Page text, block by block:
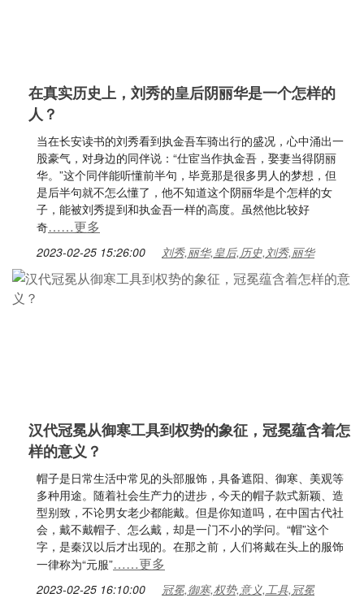
在真实历史上，刘秀的皇后阴丽华是一个怎样的
人？
当在长安读书的刘秀看到执金吾车骑出行的盛况，心中涌出一
股豪气，对身边的同伴说：“仕宦当作执金吾，娶妻当得阴丽
华。”这个同伴能听懂前半句，毕竟那是很多男人的梦想，但
是后半句就不怎么懂了，他不知道这个阴丽华是个怎样的女
子，能被刘秀提到和执金吾一样的高度。虽然他比较好
奇……更多
2023-02-25 15:26:00 刘秀,丽华,皇后,历史,刘秀,丽华
汉代冠冕从御寒工具到权势的象征，冠冕蕴含着怎
样的意义？
帽子是日常生活中常见的头部服饰，具备遮阳、御寒、美观等
多种用途。随着社会生产力的进步，今天的帽子款式新颖、造
型别致，不论男女老少都能戴。但是你知道吗，在中国古代社
会，戴不戴帽子、怎么戴，却是一门不小的学问。“帽”这个
字，是秦汉以后才出现的。在那之前，人们将戴在头上的服饰
一律称为“元服”……更多
2023-02-25 16:10:00 冠冕,御寒,权势,意义,工具,冠冕